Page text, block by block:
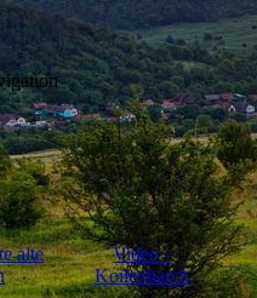
alte
Video -
Koilenbarch